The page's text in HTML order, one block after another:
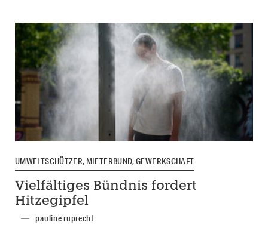
UMWELTSCHÜTZER, MIETERBUND, GEWERKSCHAFT
Vielfältiges Bündnis fordert
Hitzegipfel
pauline ruprecht